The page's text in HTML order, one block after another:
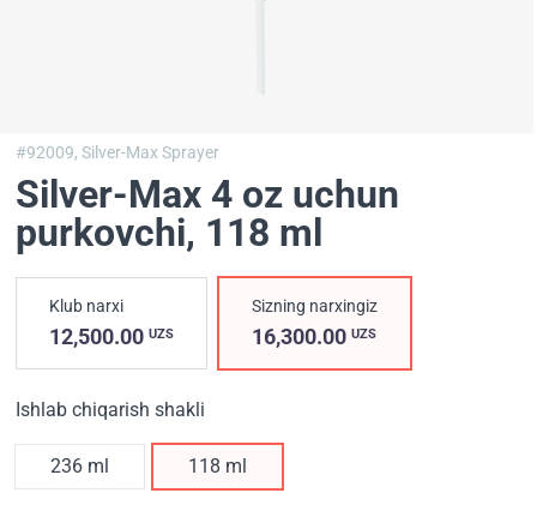
#92009,Silver-Max Sprayer
Silver-Max 4 oz uchun
purkovchi, 118 ml
Klub narxi
12,500.00 UZS
Sizning narxingiz
16,300.00UZS
Ishlab chiqarish shakli
236 ml 118 ml